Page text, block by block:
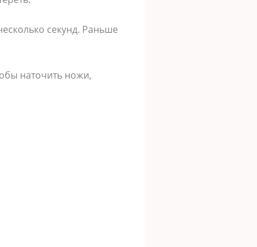
секунд. Раньше
наточить ножи,